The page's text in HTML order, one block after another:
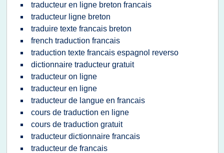
traducteur en ligne breton francais
traducteur ligne breton
traduire texte francais breton
french traduction francais
traduction texte francais espagnol reverso
dictionnaire traducteur gratuit
traducteur on ligne
traducteur en ligne
traducteur de langue en francais
cours de traduction en ligne
cours de traduction gratuit
traducteur dictionnaire francais
traducteur de francais